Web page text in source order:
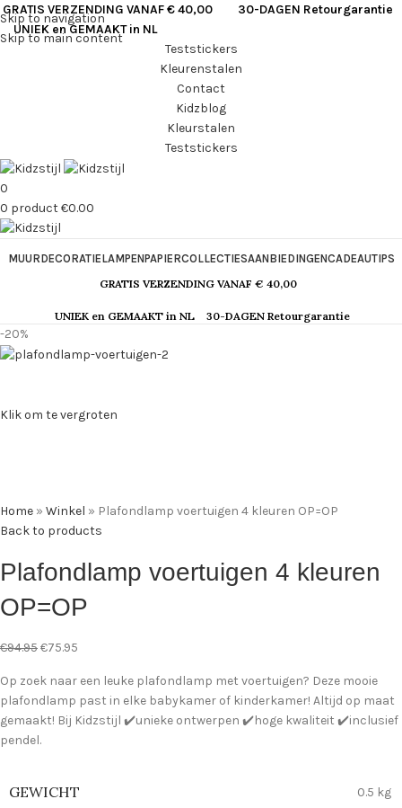
Skip to navigation
Skip to main content
GRATIS VERZENDING VANAF € 40,00
30-DAGEN Retourgarantie
UNIEK en GEMAAKT in NL
Teststickers
Kleurenstalen
Contact
Kidzblog
Kleurstalen
Teststickers
0
0 product€0.00
MUURDECORATIELAMPENPAPIERCOLLECTIESAANBIEDINGENCADEAUTIPS
GRATIS VERZENDING VANAF € 40,00
UNIEK en GEMAAKT in NL 30-DAGEN Retourgarantie
-20%
Klik om te vergroten
Home » Winkel » Plafondlamp voertuigen 4 kleuren OP=OP
Back to products
Plafondlamp voertuigen 4 kleuren
OP=OP
€94.95€75.95
Op zoek naar een leuke plafondlamp met voertuigen? Deze mooie
plafondlamp past in elke babykamer of kinderkamer! Altijd op maat
gemaakt! Bij Kidzstijl ✔️unieke ontwerpen ✔️hoge kwaliteit ✔️inclusief
pendel.
GEWICHT 0.5 kg